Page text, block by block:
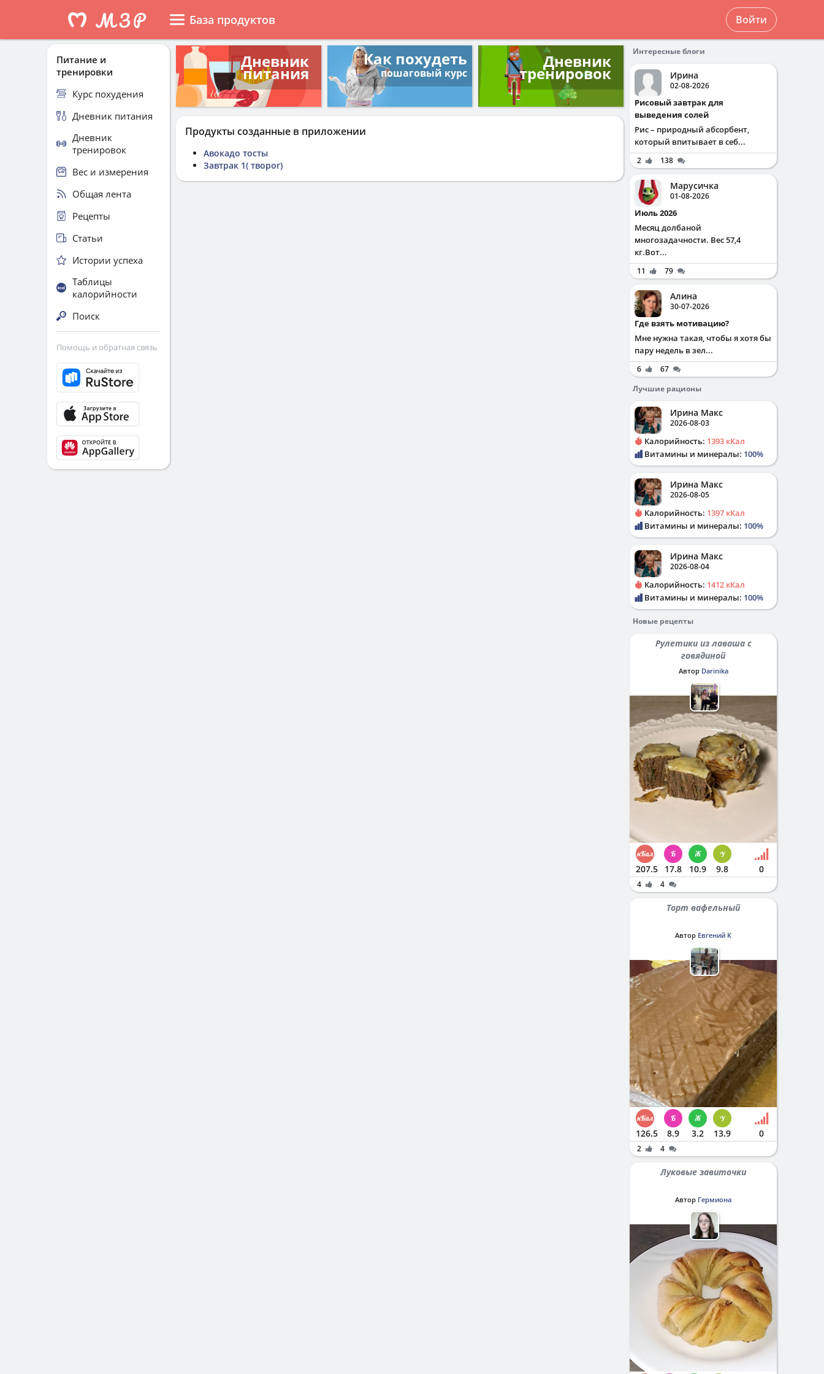
База продуктов Войти
Дневник
питания
Как похудеть
пошаговый курс
Дневник
тренировок
Продукты созданные в приложении
Авокадо тосты
Завтрак 1( творог)
Питание и
тренировки
Курс похудения
Дневник питания
Дневник
тренировок
Вес и измерения
Общая лента
Рецепты
Статьи
Истории успеха
Таблицы
калорийности
Поиск
Помощь и обратная связь
Интересные блоги
Ирина
02-08-2026
Рисовый завтрак для
выведения солей
Рис – природный абсорбент,
который впитывает в себ...
2 138
Марусичка
01-08-2026
Июль 2026
Месяц долбаной
многозадачности. Вес 57,4
кг.Вот...
11 79
Алина
30-07-2026
Где взять мотивацию?
Мне нужна такая, чтобы я хотя бы
пару недель в зел...
6
67
Лучшие рационы
Ирина Макс
2026-08-03
Калорийность: 1393 кКал
Витамины и минералы: 100%
Ирина Макс
2026-08-05
Калорийность: 1397 кКал
Витамины и минералы: 100%
Ирина Макс
2026-08-04
Калорийность: 1412 кКал
Витамины и минералы: 100%
Новые рецепты
Рулетики из лаваша с
говядиной
Автор Darinika
207.5 17.8 10.9 9.8 0
4 4
Торт вафельный
Автор Евгений К
126.5 8.9 3.2 13.9 0
2 4
Луковые завиточки
Автор Гермиона